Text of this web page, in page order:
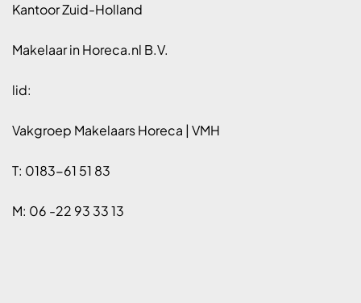
Kantoor Zuid-Holland
Makelaar in Horeca.nl B.V.
lid:
Vakgroep Makelaars Horeca | VMH
T: 0183-61 51 83
M: 06 -22 93 33 13